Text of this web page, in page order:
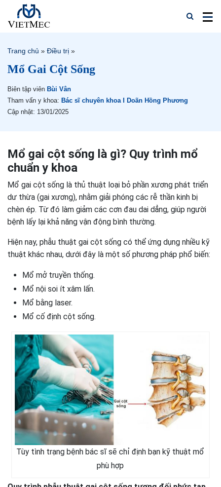
Trang chủ » Điều trị »
Mổ Gai Cột Sống
Biên tập viên Bùi Vân
Tham vấn y khoa: Bác sĩ chuyên khoa I Doãn Hồng Phương
Cập nhật: 13/01/2025
Mổ gai cột sống là gì? Quy trình mổ
chuẩn y khoa
Mổ gai cột sống là thủ thuật loại bỏ phần xương phát triển
dư thừa (gai xương), nhằm giải phóng các rễ thần kinh bị
chèn ép. Từ đó làm giảm các cơn đau dai dẳng, giúp người
bệnh lấy lại khả năng vận động bình thường.
Hiện nay, phẫu thuật gai cột sống có thể ứng dụng nhiều kỹ
thuật khác nhau, dưới đây là một số phương pháp phổ biến:
Mổ mở truyền thống.
Mổ nội soi ít xâm lấn.
Mổ bằng laser.
Mổ cố định cột sống.
Tùy tình trạng bệnh bác sĩ sẽ chỉ định bạn kỹ thuật mổ
phù hợp